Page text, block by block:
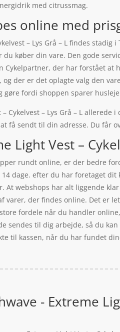
med citrussmag.
online med
– Lys Grå – L findes
køber din vare. Den gode
Cykelpartner, der har forstået
der er det oplagte valg den
gøre fordi shoppen sparer
– Cykelvest – Lys Grå – L
få sendt til din adresse. Du får
Light Vest –
rundt online, er der bedre
dage. efter du har foretaget
At webshops har alt liggende
varer, der findes online. Det er
fordele når du handler
sendes til dig arbejde, så du
til kassen, når du har fundet
- Extreme